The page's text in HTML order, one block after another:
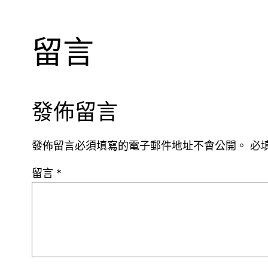
留言
發佈留言
發佈留言必須填寫的電子郵件地址不會公開。 必
留言 *